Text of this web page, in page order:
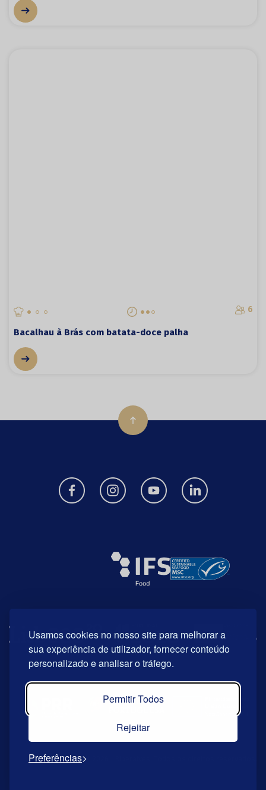
Usamos cookies no nosso site para melhorar a
sua experiência de utilizador, fornecer conteúdo
personalizado e analisar o tráfego.
Permitir Todos
Rejeitar
Preferências
6
Bacalhau à Brás com batata-doce palha
© Copyright 2026 | Riberalves. Todos os direitos reservados.